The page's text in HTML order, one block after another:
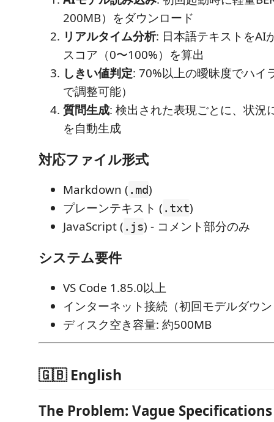
200MB）をダウンロード
リアルタイム分析: 日本語テキストをAI
スコア（0〜100%）を算出
しきい値判定: 70%以上の曖昧度でハイ
で調整可能）
質問生成: 検出された表現ごとに、状況
を自動生成
対応ファイル形式
Markdown ( .md)
プレーンテキスト ( .txt)
JavaScript ( .js) - コメント部分のみ
システム要件
VS Code 1.85.0以上
インターネット接続（初回モデルダウ
ディスク空き容量: 約500MB
🇬🇧 English
The Problem: Vague